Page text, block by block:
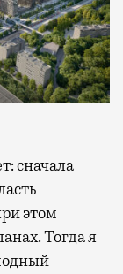
этом
Тогда я